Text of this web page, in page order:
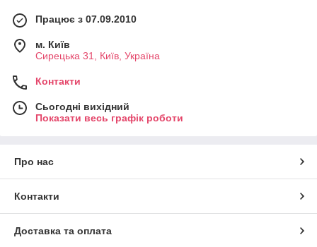
Працює з 07.09.2010
м. Київ
Сирецька 31, Київ, Україна
Контакти
Сьогодні вихідний
Показати весь графік роботи
Про нас
Контакти
Доставка та оплата